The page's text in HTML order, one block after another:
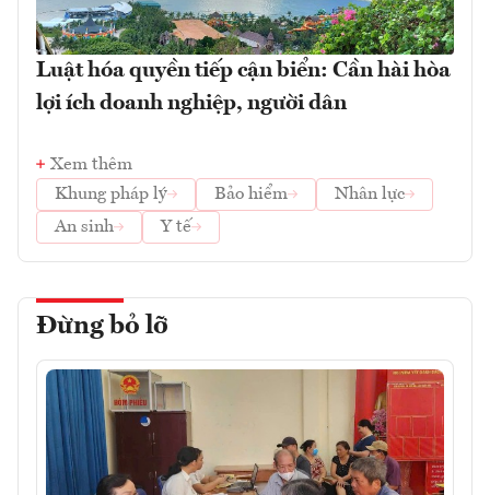
Luật hóa quyền tiếp cận biển: Cần hài hòa
lợi ích doanh nghiệp, người dân
Xem thêm
Khung pháp lý
Bảo hiểm
Nhân lực
An sinh
Y tế
Đừng bỏ lỡ